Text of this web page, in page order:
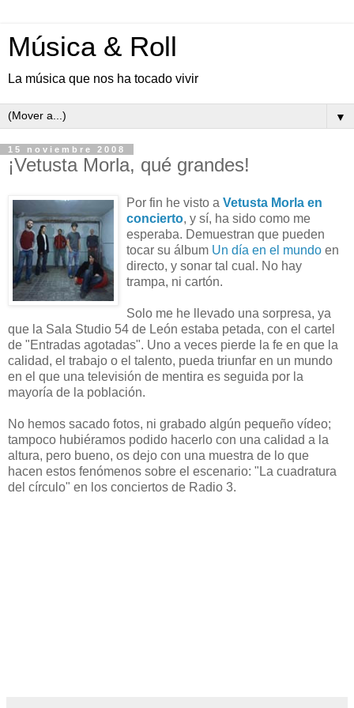
Música & Roll
La música que nos ha tocado vivir
▼
15 noviembre 2008
¡Vetusta Morla, qué grandes!
Por fin he visto a Vetusta Morla en
concierto, y sí, ha sido como me
esperaba. Demuestran que pueden
tocar su álbum Un día en el mundo en
directo, y sonar tal cual. No hay
trampa, ni cartón.
Solo me he llevado una sorpresa, ya
que la Sala Studio 54 de León estaba petada, con el cartel
de "Entradas agotadas". Uno a veces pierde la fe en que la
calidad, el trabajo o el talento, pueda triunfar en un mundo
en el que una televisión de mentira es seguida por la
mayoría de la población.
No hemos sacado fotos, ni grabado algún pequeño vídeo;
tampoco hubiéramos podido hacerlo con una calidad a la
altura, pero bueno, os dejo con una muestra de lo que
hacen estos fenómenos sobre el escenario: "La cuadratura
del círculo" en los conciertos de Radio 3.